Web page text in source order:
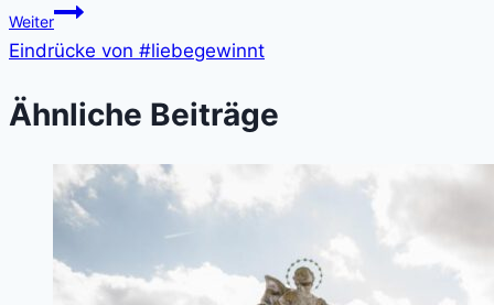
Weiter
Eindrücke von #liebegewinnt
Ähnliche Beiträge